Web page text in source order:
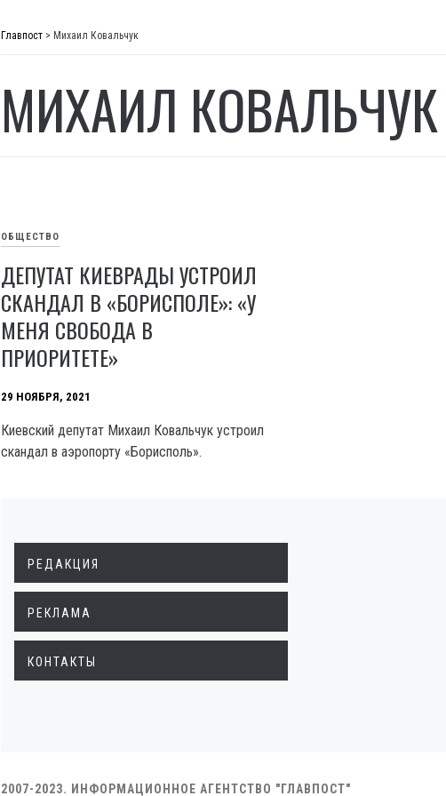
Главпост > Михаил Ковальчук
МИХАИЛ КОВАЛЬЧУК
ОБЩЕСТВО
ДЕПУТАТ КИЕВРАДЫ УСТРОИЛ
СКАНДАЛ В «БОРИСПОЛЕ»: «У
МЕНЯ СВОБОДА В
ПРИОРИТЕТЕ»
29 НОЯБРЯ, 2021
Киевский депутат Михаил Ковальчук устроил
скандал в аэропорту «Борисполь».
РЕДАКЦИЯ
РЕКЛАМА
КОНТАКТЫ
2007-2023. ИНФОРМАЦИОННОЕ АГЕНТСТВО "ГЛАВПОСТ"